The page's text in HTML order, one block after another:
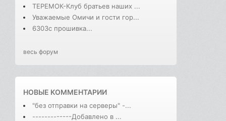
ТЕРЕМОК-Клуб братьев наших ...
Уважаемые Омичи и гости гор...
6303с прошивка...
весь форум
НОВЫЕ КОММЕНТАРИИ
"без отправки на серверы" -...
-------------Добавлено в ...